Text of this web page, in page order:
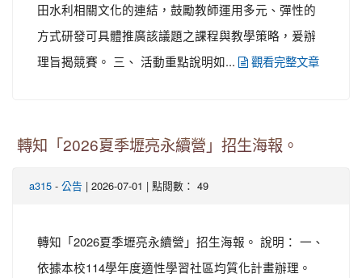
田水利相關文化的連結，鼓勵教師運用多元、彈性的
方式研發可具體推廣該議題之課程與教學策略，爰辦
理旨揭競賽。 三、 活動重點說明如...
觀看完整文章
轉知「2026夏季壢亮永續營」招生海報。
a315 - 公告 | 2026-07-01 | 點閱數： 49
轉知「2026夏季壢亮永續營」招生海報。 說明： 一、
依據本校114學年度適性學習社區均質化計畫辦理。